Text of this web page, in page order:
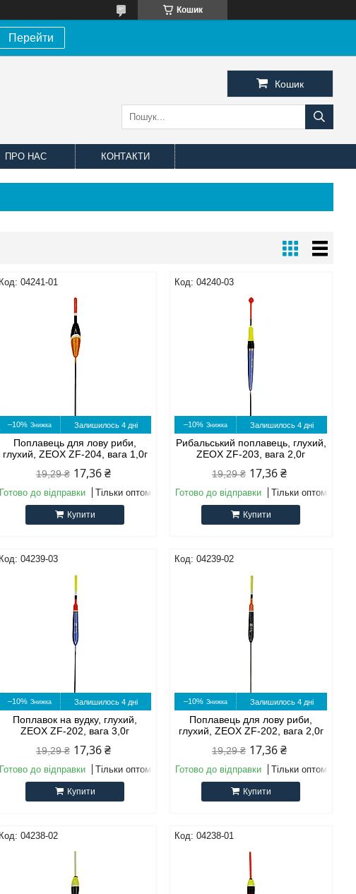
Кошик
Перейти
Кошик
ПРО НАС КОНТАКТИ
04241-01
–10% Залишилось 4 дні
Поплавець для лову риби,
глухий, ZEOX ZF-204, вага 1,0г
19,29 ₴ 17,36 ₴
Готово до відправки Тільки оптом
Купити
04240-03
–10% Залишилось 4 дні
Рибальський поплавець, глухий,
ZEOX ZF-203, вага 2,0г
19,29 ₴ 17,36 ₴
Готово до відправки Тільки оптом
Купити
04239-03
–10% Залишилось 4 дні
Поплавок на вудку, глухий,
ZEOX ZF-202, вага 3,0г
19,29 ₴ 17,36 ₴
Готово до відправки Тільки оптом
Купити
04239-02
–10% Залишилось 4 дні
Поплавець для лову риби,
глухий, ZEOX ZF-202, вага 2,0г
19,29 ₴ 17,36 ₴
Готово до відправки Тільки оптом
Купити
04238-02 04238-01